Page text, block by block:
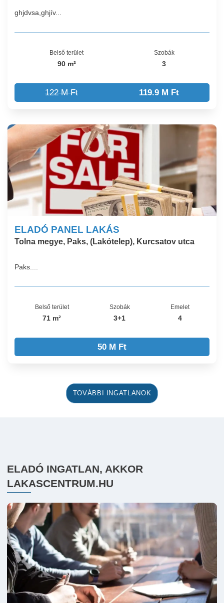
ghjdvsa,ghjív...
Belső terület
90 m²
Szobák
3
122 M Ft 119.9 M Ft
ELADÓ PANEL LAKÁS
Tolna megye, Paks, (Lakótelep), Kurcsatov utca
Paks....
Belső terület
71 m²
Szobák
3+1
Emelet
4
50 M Ft
TOVÁBBI INGATLANOK
ELADÓ INGATLAN, AKKOR
LAKASCENTRUM.HU